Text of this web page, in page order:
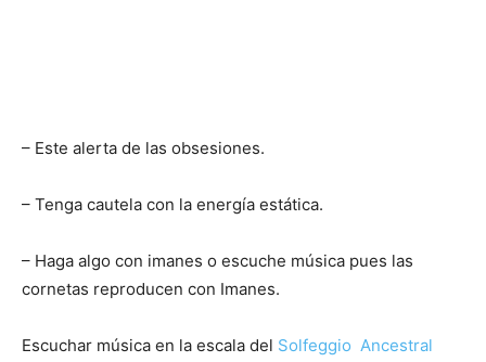
– Este alerta de las obsesiones.
– Tenga cautela con la energía estática.
– Haga algo con imanes o escuche música pues las
cornetas reproducen con Imanes.
Escuchar música en la escala del Solfeggio Ancestral